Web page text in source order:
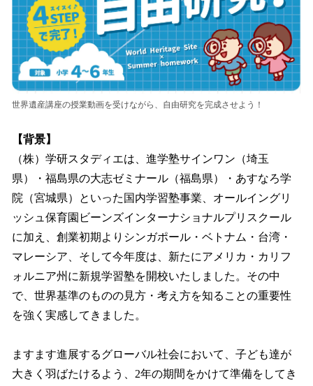
世界遺産講座の授業動画を受けながら、自由研究を完成させよう！
【背景】
（株）学研スタディエは、進学塾サインワン（埼玉
県）・福島県の大志ゼミナール（福島県）・あすなろ学
院（宮城県）といった国内学習塾事業、オールイングリ
ッシュ保育園ビーンズインターナショナルプリスクール
に加え、創業初期よりシンガポール・ベトナム・台湾・
マレーシア、そして今年度は、新たにアメリカ・カリフ
ォルニア州に新規学習塾を開校いたしました。その中
で、世界基準のものの見方・考え方を知ることの重要性
を強く実感してきました。
ますます進展するグローバル社会において、子ども達が
大きく羽ばたけるよう、2年の期間をかけて準備をしてき